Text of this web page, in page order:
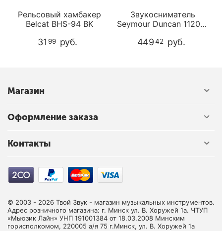
Рельсовый хамбакер
Belcat BHS-94 BK
31 99 руб.
Звукосниматель
Seymour Duncan 11205-
for Strat White
449 42 руб.
Магазин
Оформление заказа
Контакты
© 2003 - 2026 Твой Звук - магазин музыкальных инструментов.
Адрес розничного магазина: г. Минск ул. В. Хоружей 1а. ЧТУП
«Мьюзик Лайн» УНП 191001384 от 18.03.2008 Минским
горисполкомом, 220005 а/я 75 г.Минск, ул. В. Хоружей 1а